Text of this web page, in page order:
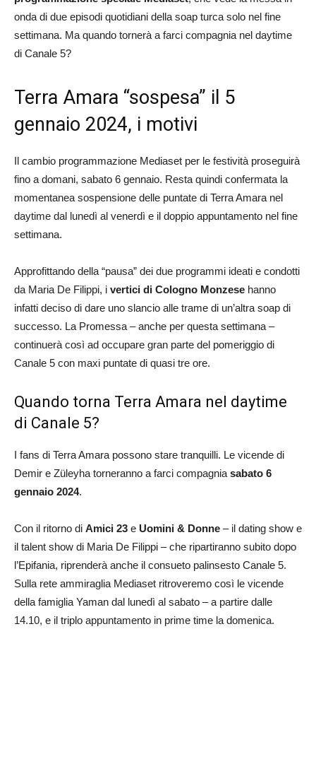
onda di due episodi quotidiani della soap turca solo nel fine
settimana. Ma quando tornerà a farci compagnia nel daytime
di Canale 5?
Terra Amara “sospesa” il 5
gennaio 2024, i motivi
Il cambio programmazione Mediaset per le festività proseguirà
fino a domani, sabato 6 gennaio. Resta quindi confermata la
momentanea sospensione delle puntate di Terra Amara nel
daytime dal lunedì al venerdì e il doppio appuntamento nel fine
settimana.
Approfittando della “pausa” dei due programmi ideati e condotti
da Maria De Filippi, i vertici di Cologno Monzese hanno
infatti deciso di dare uno slancio alle trame di un’altra soap di
successo. La Promessa – anche per questa settimana –
continuerà così ad occupare gran parte del pomeriggio di
Canale 5 con maxi puntate di quasi tre ore.
Quando torna Terra Amara nel daytime
di Canale 5?
I fans di Terra Amara possono stare tranquilli. Le vicende di
Demir e Züleyha torneranno a farci compagnia sabato 6
gennaio 2024.
Con il ritorno di Amici 23 e Uomini & Donne – il dating show e
il talent show di Maria De Filippi – che ripartiranno subito dopo
l’Epifania, riprenderà anche il consueto palinsesto Canale 5.
Sulla rete ammiraglia Mediaset ritroveremo così le vicende
della famiglia Yaman dal lunedì al sabato – a partire dalle
14.10, e il triplo appuntamento in prime time la domenica.